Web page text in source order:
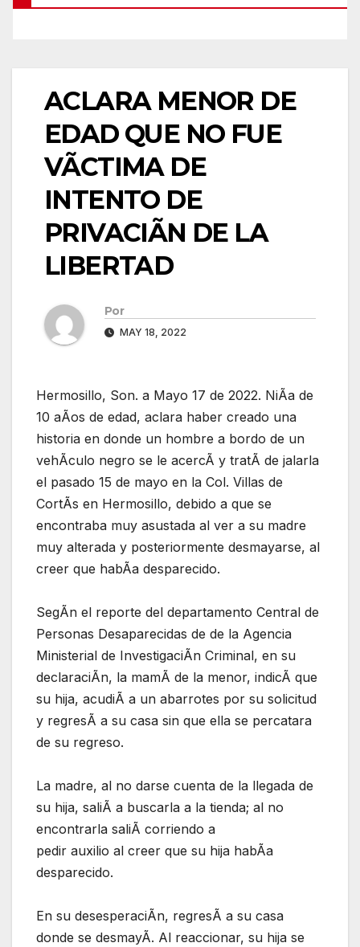
ACLARA MENOR DE
EDAD QUE NO FUE
VÃCTIMA DE
INTENTO DE
PRIVACIÃN DE LA
LIBERTAD
Por
MAY 18, 2022
Hermosillo, Son. a Mayo 17 de 2022. NiÃa de
10 aÃos de edad, aclara haber creado una
historia en donde un hombre a bordo de un
vehÃculo negro se le acercÃ y tratÃ de jalarla
el pasado 15 de mayo en la Col. Villas de
CortÃs en Hermosillo, debido a que se
encontraba muy asustada al ver a su madre
muy alterada y posteriormente desmayarse, al
creer que habÃa desparecido.
SegÃn el reporte del departamento Central de
Personas Desaparecidas de de la Agencia
Ministerial de InvestigaciÃn Criminal, en su
declaraciÃn, la mamÃ de la menor, indicÃ que
su hija, acudiÃ a un abarrotes por su solicitud
y regresÃ a su casa sin que ella se percatara
de su regreso.
La madre, al no darse cuenta de la llegada de
su hija, saliÃ a buscarla a la tienda; al no
encontrarla saliÃ corriendo a
pedir auxilio al creer que su hija habÃa
desparecido.
En su desesperaciÃn, regresÃ a su casa
donde se desmayÃ. Al reaccionar, su hija se